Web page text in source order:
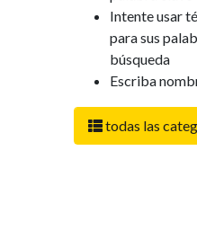
todas las
Intente usar
para sus
búsqueda
Escriba